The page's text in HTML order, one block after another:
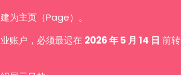
为主页（Page）。
账户，必须最迟在 2026 年 5 月 14 日 前转